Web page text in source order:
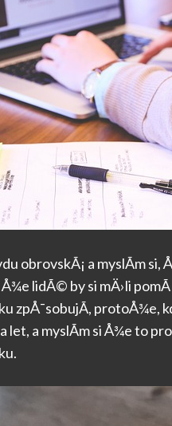
obrovskÃ¡ a myslÃ­m
lidÃ© by si mÄ›li
zpÅ¯sobujÃ­, protoÅ¾e,
let, a myslÃ­m si Å¾e to